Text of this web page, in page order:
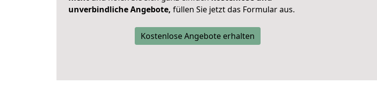
unverbindliche Angebote, füllen Sie jetzt das Formular aus.
Kostenlose Angebote erhalten